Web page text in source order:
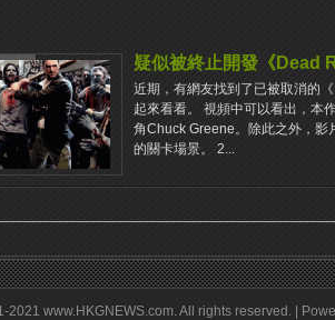
疑似被終止開發《Dead
近期，有網友找到了已被取消的
起來看看。 視頻中可以看出，本
角Chuck Greene。除此之外，影
的關卡場景。 2...
2021 www.HKGNEWS.com. All rights reserved. |